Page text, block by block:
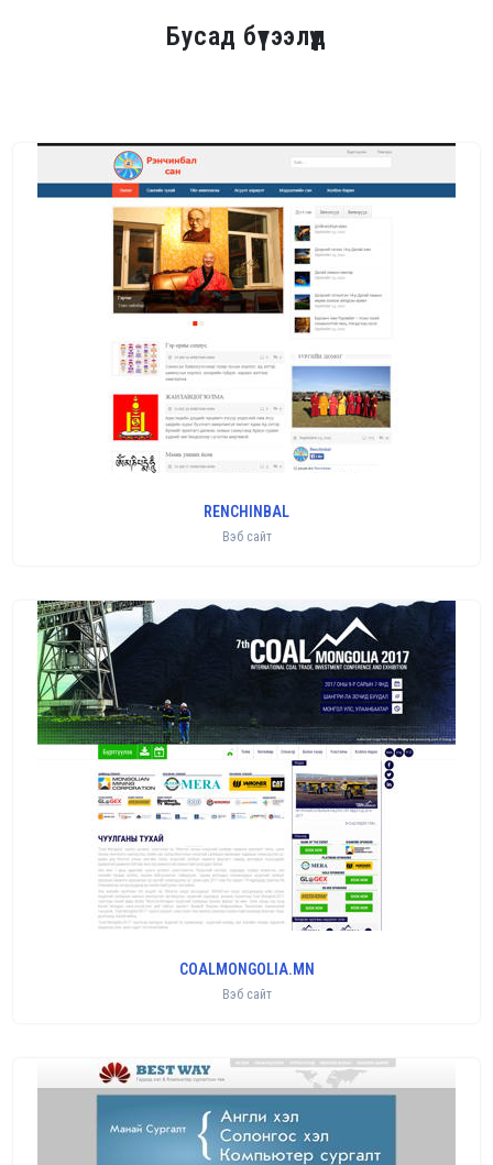
Бусад бүтээлүүд
RENCHINBAL
Вэб сайт
COALMONGOLIA.MN
Вэб сайт